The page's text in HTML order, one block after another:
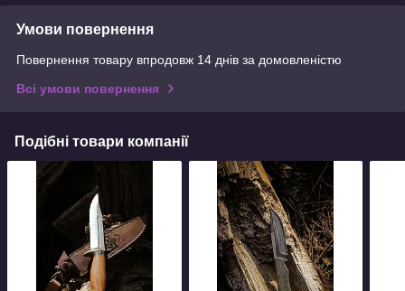
Умови повернення
Повернення товару впродовж 14 днів за домовленістю
Всі умови повернення
Подібні товари компанії